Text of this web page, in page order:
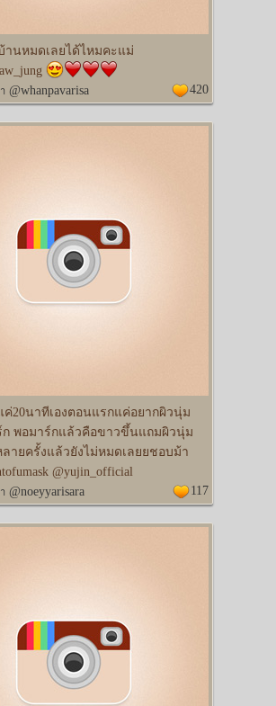
านหมดเลยได้ไหมคะแม่
@whanpavarisa 420
ค่20นาทีเองตอนแรกแค่อยากผิวนุ่ม
ก พอมาร์กแล้วคือขาวขึ้นแถมผิวนุ่ม
ายครั้งแล้วยังไม่หมดเลยยชอบม้า
@yujin_official
@noeyyarisara 117